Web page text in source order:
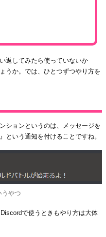
返してみたら使っていないか
うか。では、ひとつずつやり方を
ションというのは、メッセージを
』という通知を付けることですね。
うやつ
で使うときもやり方は大体